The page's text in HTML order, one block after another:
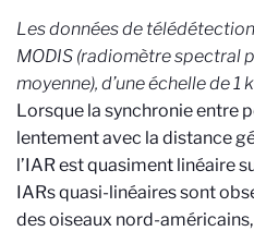
Les données de
MODIS (radiomètre spectral
moyenne), d’une échelle de 1
Lorsque la synchronie entre
lentement avec la distance
l’IAR est quasiment linéaire
IARs quasi-linéaires sont
des oiseaux nord-